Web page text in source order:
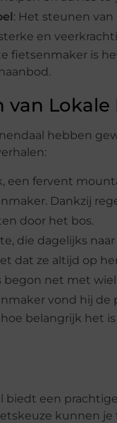
: Het steunen
en
fietsenmaker is
van Lokale
hebben
een fervent
Dankzij
door het bos.
die dagelijks
dat ze altijd op
begon net met
vond hij
belangrijk het
biedt een
kunnen